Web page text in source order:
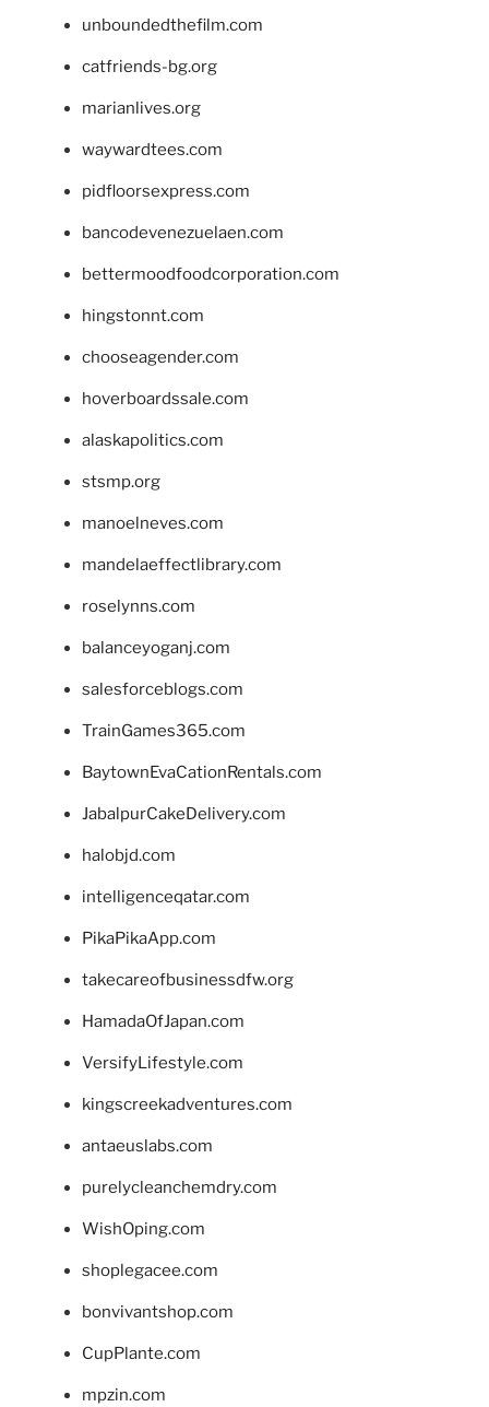
unboundedthefilm.com
catfriends-bg.org
marianlives.org
waywardtees.com
pidfloorsexpress.com
bancodevenezuelaen.com
bettermoodfoodcorporation.com
hingstonnt.com
chooseagender.com
hoverboardssale.com
alaskapolitics.com
stsmp.org
manoelneves.com
mandelaeffectlibrary.com
roselynns.com
balanceyoganj.com
salesforceblogs.com
TrainGames365.com
BaytownEvaCationRentals.com
JabalpurCakeDelivery.com
halobjd.com
intelligenceqatar.com
PikaPikaApp.com
takecareofbusinessdfw.org
HamadaOfJapan.com
VersifyLifestyle.com
kingscreekadventures.com
antaeuslabs.com
purelycleanchemdry.com
WishOping.com
shoplegacee.com
bonvivantshop.com
CupPlante.com
mpzin.com